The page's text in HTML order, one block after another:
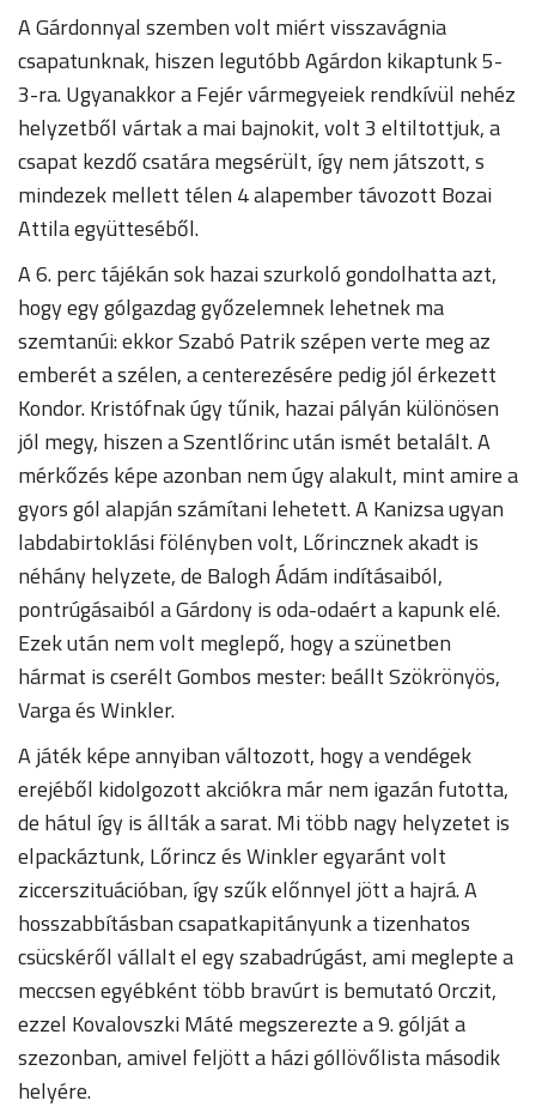
A Gárdonnyal szemben volt miért visszavágnia
csapatunknak, hiszen legutóbb Agárdon kikaptunk 5-
3-ra. Ugyanakkor a Fejér vármegyeiek rendkívül nehéz
helyzetből vártak a mai bajnokit, volt 3 eltiltottjuk, a
csapat kezdő csatára megsérült, így nem játszott, s
mindezek mellett télen 4 alapember távozott Bozai
Attila együtteséből.
A 6. perc tájékán sok hazai szurkoló gondolhatta azt,
hogy egy gólgazdag győzelemnek lehetnek ma
szemtanúi: ekkor Szabó Patrik szépen verte meg az
emberét a szélen, a centerezésére pedig jól érkezett
Kondor. Kristófnak úgy tűnik, hazai pályán különösen
jól megy, hiszen a Szentlőrinc után ismét betalált. A
mérkőzés képe azonban nem úgy alakult, mint amire a
gyors gól alapján számítani lehetett. A Kanizsa ugyan
labdabirtoklási fölényben volt, Lőrincznek akadt is
néhány helyzete, de Balogh Ádám indításaiból,
pontrúgásaiból a Gárdony is oda-odaért a kapunk elé.
Ezek után nem volt meglepő, hogy a szünetben
hármat is cserélt Gombos mester: beállt Szökrönyös,
Varga és Winkler.
A játék képe annyiban változott, hogy a vendégek
erejéből kidolgozott akciókra már nem igazán futotta,
de hátul így is állták a sarat. Mi több nagy helyzetet is
elpackáztunk, Lőrincz és Winkler egyaránt volt
ziccerszituációban, így szűk előnnyel jött a hajrá. A
hosszabbításban csapatkapitányunk a tizenhatos
csücskéről vállalt el egy szabadrúgást, ami meglepte a
meccsen egyébként több bravúrt is bemutató Orczit,
ezzel Kovalovszki Máté megszerezte a 9. gólját a
szezonban, amivel feljött a házi góllövőlista második
helyére.